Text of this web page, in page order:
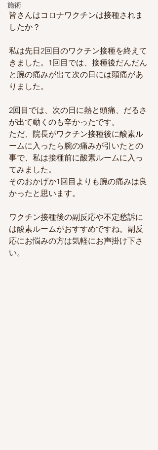
施術
皆さんはコロナワクチンは接種されま
したか？
私は先日2回目のワクチン接種を終えて
きました。1回目では、接種後だんだん
と腕の痛みが出て次の日には頭痛があ
りました。
2回目では、次の日に熱と頭痛、だるさ
が出て動くのも辛かったです。
ただ、院長がワクチン接種後に酸素ル
ームに入ったら腕の痛みが引いたとの
事で、私は接種前に酸素ルームに入っ
てみました。
そのおかげか1回目よりも腕の痛みは良
かったと思います。
ワクチン接種後の副反応や不定愁訴に
は酸素ルームがおすすめですね。副反
応にお悩みの方は気軽にお声掛け下さ
い。